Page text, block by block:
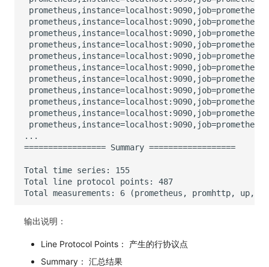
输出说明：
Line Protocol Points： 产生的行协议点
Summary： 汇总结果